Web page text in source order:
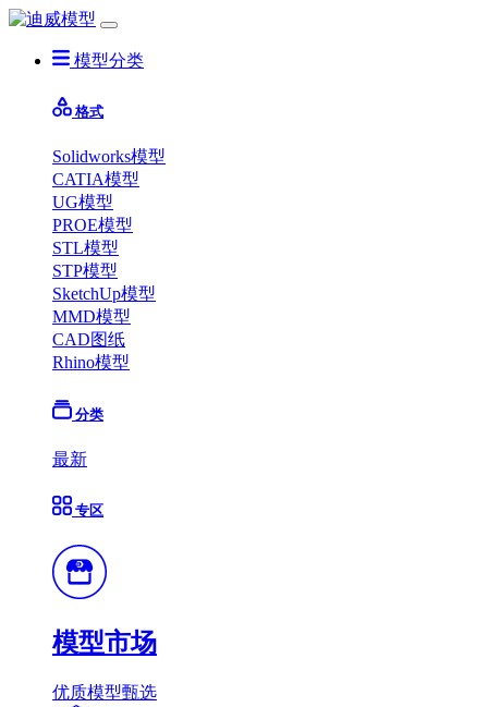
模型分类
格式
Solidworks模型
CATIA模型
UG模型
PROE模型
STL模型
STP模型
SketchUp模型
MMD模型
CAD图纸
Rhino模型
分类
最新
专区
模型市场
优质模型甄选